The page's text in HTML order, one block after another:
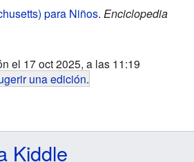
para Niños. Enciclopedia
el 17 oct 2025, a las 11:19
una edición.
Kiddle